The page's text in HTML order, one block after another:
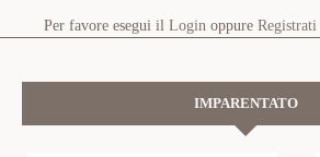
Per favore esegui il Login oppure Registrati
IMPARENTATO